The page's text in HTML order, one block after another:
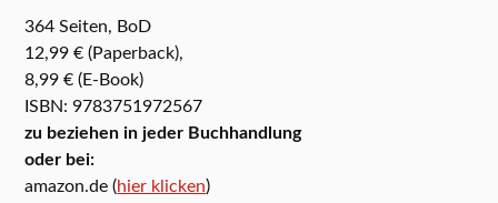
364 Seiten, BoD
12,99 € (Paperback),
8,99 € (E-Book)
ISBN: 9783751972567
zu beziehen in jeder Buchhandlung
oder bei:
amazon.de (hier klicken)